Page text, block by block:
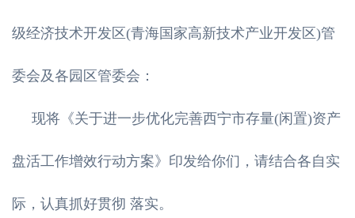
级经济技术开发区(青海国家高新技术产业开发区)管
委会及各园区管委会：
现将《关于进一步优化完善西宁市存量(闲置)资产
盘活工作增效行动方案》印发给你们，请结合各自实
际，认真抓好贯彻 落实。